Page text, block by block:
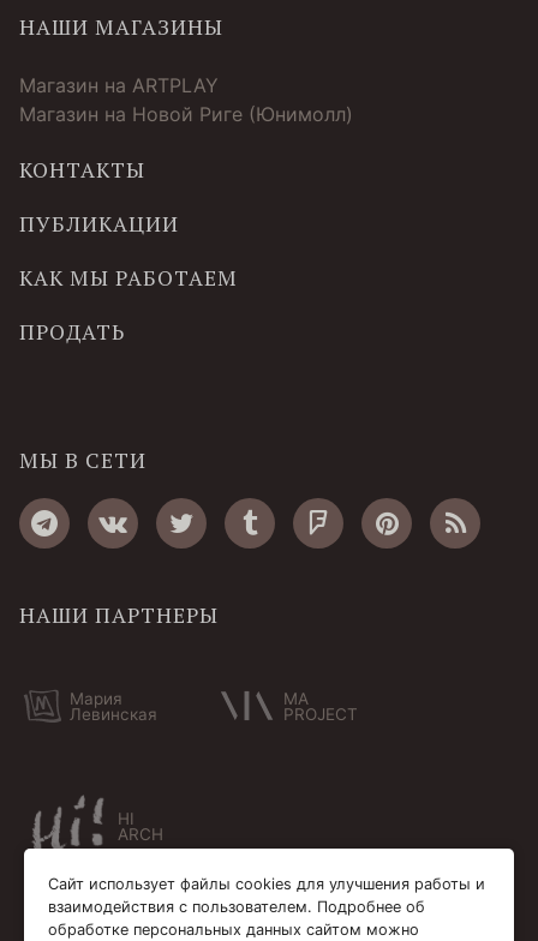
НАШИ МАГАЗИНЫ
Магазин на ARTPLAY
Магазин на Новой Риге (Юнимолл)
КОНТАКТЫ
ПУБЛИКАЦИИ
КАК МЫ РАБОТАЕМ
ПРОДАТЬ
МЫ В СЕТИ
НАШИ ПАРТНЕРЫ
Мария
Левинская
MA
PROJECT
HI
ARCH
Сайт использует файлы cookies для улучшения работы и
взаимодействия с пользователем. Подробнее об
обработке персональных данных сайтом можно